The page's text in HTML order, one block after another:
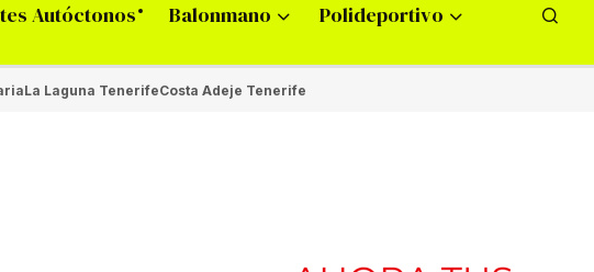
Autóctonos Balonmano Polideportivo
La Laguna TenerifeCosta Adeje Tenerife